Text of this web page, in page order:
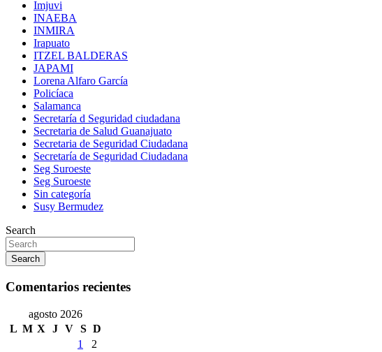
Imjuvi
INAEBA
INMIRA
Irapuato
ITZEL BALDERAS
JAPAMI
Lorena Alfaro García
Policíaca
Salamanca
Secretaría d Seguridad ciudadana
Secretaria de Salud Guanajuato
Secretaria de Seguridad Ciudadana
Secretaría de Seguridad Ciudadana
Seg Suroeste
Seg Suroeste
Sin categoría
Susy Bermudez
Search
Search
Comentarios recientes
agosto 2026
L M X J V S D
1
2